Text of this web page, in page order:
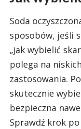
Soda
sposobów, jeśli
„jak wybielić
polega na
zastosowania.
skutecznie
bezpieczna
Sprawdź krok